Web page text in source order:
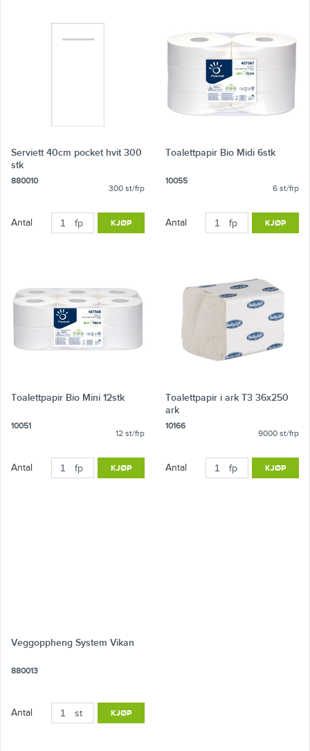
Serviett 40cm pocket hvit 300
stk
880010
300 st/frp
Antal fp KJØP
Toalettpapir Bio Midi 6stk
10055
6 st/frp
Antal fp KJØP
Toalettpapir Bio Mini 12stk
10051
12 st/frp
Antal fp KJØP
Toalettpapir i ark T3 36x250
ark
10166
9000 st/frp
Antal fp KJØP
Veggoppheng System Vikan
880013
Antal st KJØP